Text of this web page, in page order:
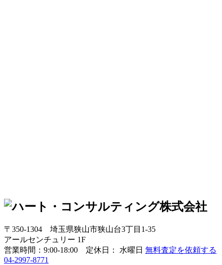
〒350-1304 埼玉県狭山市狭山台3丁目1-35
アールセンチュリー 1F
営業時間： 9:00-18:00 定休日： 水曜日 無料査定を依頼する
04-2997-8771